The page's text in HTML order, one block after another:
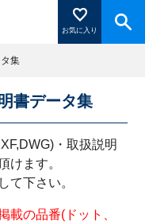
お気に入り
」を押すと登録した
集
書データ集
・取扱説明
けます。
て下さい。
載の品番(ドット、